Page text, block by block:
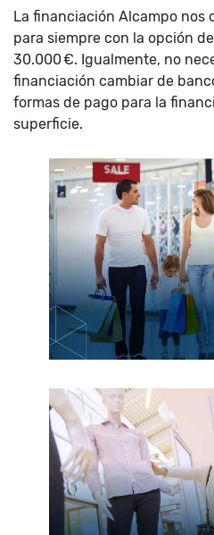
La financiación Alcampo
para siempre con la opción
30.000 €. Igualmente, no
financiación cambiar de
formas de pago para la
superficie.